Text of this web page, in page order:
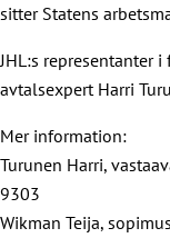
sitter Statens
JHL:s representanter
avtalsexpert Harri
Mer information:
Turunen Harri,
9303
Wikman Teija,